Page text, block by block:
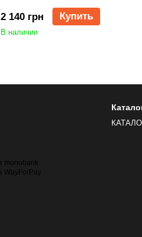
2 140 грн
Купить
В наличии